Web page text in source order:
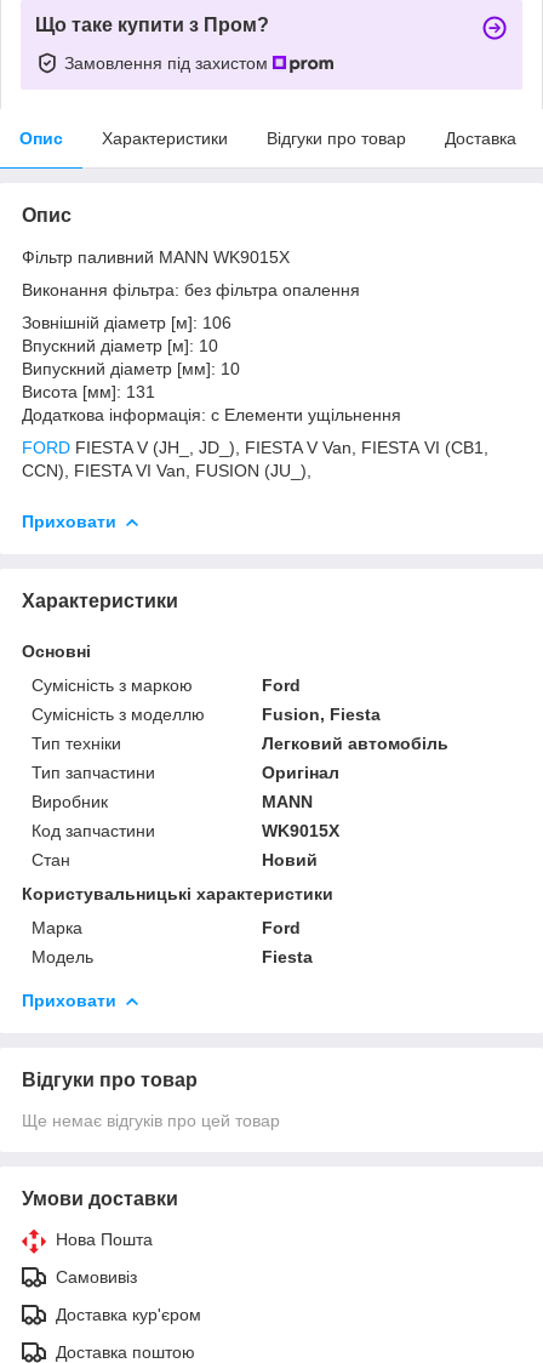
Що таке купити з Пром?
Замовлення під захистом
Опис Характеристики Відгуки про товар Доставка
Опис
Фільтр паливний MANN WK9015X
Виконання фільтра: без фільтра опалення
Зовнішній діаметр [м]: 106
Впускний діаметр [м]: 10
Випускний діаметр [мм]: 10
Висота [мм]: 131
Додаткова інформація: с Елементи ущільнення
FORD FIESTA V (JH_, JD_), FIESTA V Van, FIESTA VI (CB1,
CCN), FIESTA VI Van, FUSION (JU_),
Приховати
Характеристики
Основні
Сумісність з маркою
Ford
Сумісність з моделлю
Fusion, Fiesta
Тип техніки
Легковий автомобіль
Тип запчастини
Оригінал
Виробник
MANN
Код запчастини
WK9015X
Стан
Новий
Користувальницькі характеристики
Марка
Ford
Модель
Fiesta
Приховати
Відгуки про товар
Ще немає відгуків про цей товар
Умови доставки
Нова Пошта
Самовивіз
Доставка кур'єром
Доставка поштою